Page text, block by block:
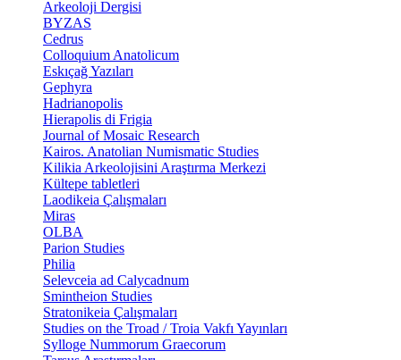
Arkeoloji Dergisi
BYZAS
Cedrus
Colloquium Anatolicum
Eskıçağ Yazıları
Gephyra
Hadrianopolis
Hierapolis di Frigia
Journal of Mosaic Research
Kairos. Anatolian Numismatic Studies
Kilikia Arkeolojisini Araştırma Merkezi
Kültepe tabletleri
Laodikeia Çalışmaları
Miras
OLBA
Parion Studies
Philia
Selevceia ad Calycadnum
Smintheion Studies
Stratonikeia Çalışmaları
Studies on the Troad / Troia Vakfı Yayınları
Sylloge Nummorum Graecorum